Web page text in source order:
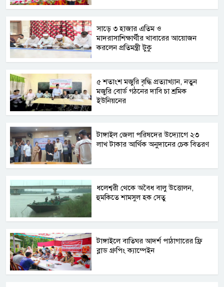
সাড়ে ৩ হাজার এতিম ও
মাদরাসাশিক্ষার্থীর খাবারের আয়োজন
করলেন প্রতিমন্ত্রী টুকু
৫ শতাংশ মজুরি বৃদ্ধি প্রত্যাখ্যান, নতুন
মজুরি বোর্ড গঠনের দাবি চা শ্রমিক
ইউনিয়নের
টাঙ্গাইল জেলা পরিষদের উদ্যোগে ২৩
লাখ টাকার আর্থিক অনুদানের চেক বিতরণ
ধলেশ্বরী থেকে অবৈধ বালু উত্তোলন,
হুমকিতে শামসুল হক সেতু
টাঙ্গাইলে বাতিঘর আদর্শ পাঠাগারের ফ্রি
ব্লাড গ্রুপিং ক্যাম্পেইন